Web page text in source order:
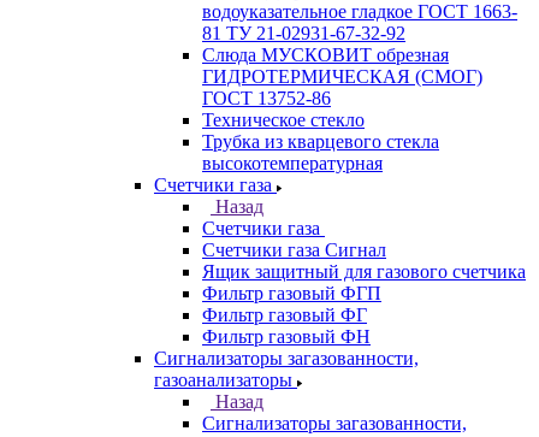
водоуказательное гладкое ГОСТ 1663-
81 ТУ 21-02931-67-32-92
Слюда МУСКОВИТ обрезная
ГИДРОТЕРМИЧЕСКАЯ (СМОГ)
ГОСТ 13752-86
Техническое стекло
Трубка из кварцевого стекла
высокотемпературная
Счетчики газа
Назад
Счетчики газа
Счетчики газа Сигнал
Ящик защитный для газового счетчика
Фильтр газовый ФГП
Фильтр газовый ФГ
Фильтр газовый ФН
Сигнализаторы загазованности,
газоанализаторы
Назад
Сигнализаторы загазованности,